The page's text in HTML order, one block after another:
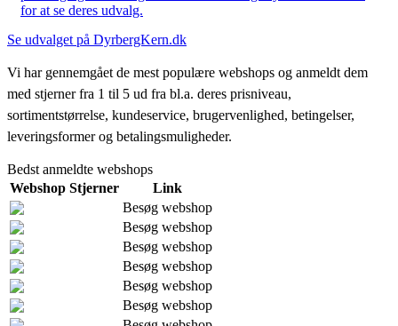
for at se deres udvalg.
Se udvalget på DyrbergKern.dk
Vi har gennemgået de mest populære webshops og anmeldt dem
med stjerner fra 1 til 5 ud fra bl.a. deres prisniveau,
sortimentstørrelse, kundeservice, brugervenlighed, betingelser,
leveringsformer og betalingsmuligheder.
Bedst anmeldte webshops
Webshop Stjerner
Link
Besøg webshop
Besøg webshop
Besøg webshop
Besøg webshop
Besøg webshop
Besøg webshop